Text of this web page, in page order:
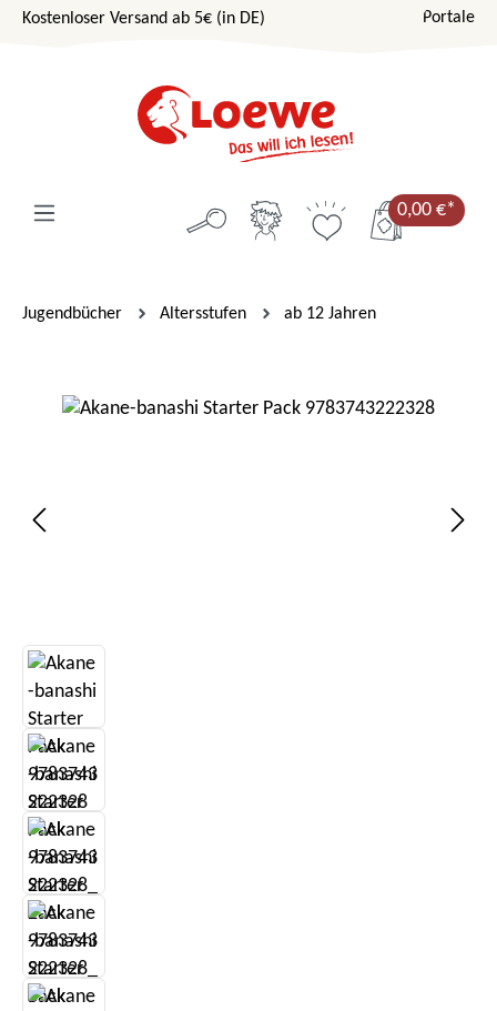
Zum Hauptinhalt springen
Kostenloser Versand ab 5€ (in DE) Portale
0,00 €*
Jugendbücher Altersstufen ab 12 Jahren
Bildergalerie überspringen